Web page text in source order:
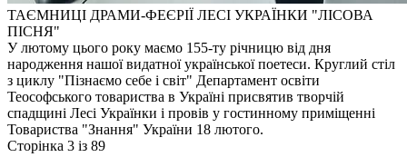
ТАЄМНИЦІ ДРАМИ-ФЕЄРІЇ ЛЕСІ УКРАЇНКИ "ЛІСОВА
ПІСНЯ"
У лютому цього року маємо 155-ту річницю від дня
народження нашої видатної української поетеси. Круглий стіл
з циклу "Пізнаємо себе і світ" Департамент освіти
Теософського товариства в Україні присвятив творчій
спадщині Лесі Українки і провів у гостинному приміщенні
Товариства "Знання" України 18 лютого.
Сторінка 3 із 89